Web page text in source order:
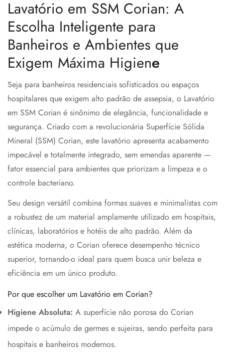
Lavatório em SSM Corian: A
Escolha Inteligente para
Banheiros e Ambientes que
Exigem Máxima Higiene
Seja para banheiros residenciais sofisticados ou espaços
hospitalares que exigem alto padrão de assepsia, o Lavatório
em SSM Corian é sinônimo de elegância, funcionalidade e
segurança. Criado com a revolucionária Superfície Sólida
Mineral (SSM) Corian, este lavatório apresenta acabamento
impecável e totalmente integrado, sem emendas aparente —
fator essencial para ambientes que priorizam a limpeza e o
controle bacteriano.
Seu design versátil combina formas suaves e minimalistas com
a robustez de um material amplamente utilizado em hospitais,
clínicas, laboratórios e hotéis de alto padrão. Além da
estética moderna, o Corian oferece desempenho técnico
superior, tornando-o ideal para quem busca unir beleza e
eficiência em um único produto.
Por que escolher um Lavatório em Corian?
Higiene Absoluta: A superfície não porosa do Corian
impede o acúmulo de germes e sujeiras, sendo perfeita para
hospitais e banheiros modernos.